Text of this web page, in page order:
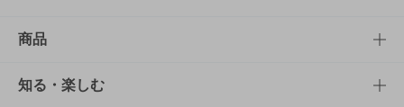
商品
商品TOP
知る・楽しむ